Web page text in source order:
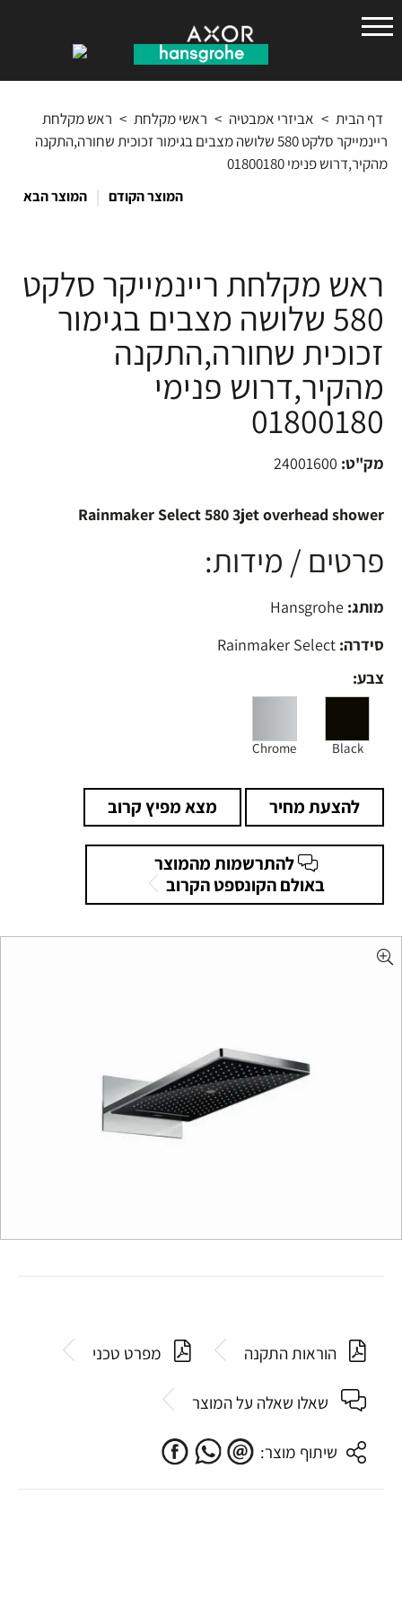
גרואה
דף הבית > אביזרי אמבטיה > ראשי מקלחת > ראש מקלחת
ריינמייקר סלקט 580 שלושה מצבים בגימור זכוכית שחורה,התקנה
מהקיר,דרוש פנימי 01800180
המוצר הקודם | המוצר הבא
ראש מקלחת ריינמייקר סלקט
580 שלושה מצבים בגימור
זכוכית שחורה,התקנה
מהקיר,דרוש פנימי
01800180
מק"ט: 24001600
Rainmaker Select 580 3jet overhead shower
פרטים / מידות:
מותג:
סידרה:
צבע:
Black
Chrome
להצעת מחיר מצא מפיץ קרוב
להתרשמות מהמוצר
באולם הקונספט הקרוב
הוראות התקנה מפרט טכני
שאלו שאלה על המוצר
שיתוף מוצר: